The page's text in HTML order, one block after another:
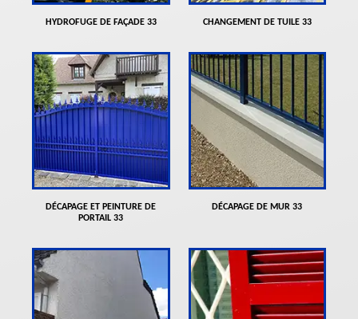
HYDROFUGE DE FAÇADE 33 CHANGEMENT DE TUILE 33
DÉCAPAGE ET PEINTURE DE
PORTAIL 33
DÉCAPAGE DE MUR 33